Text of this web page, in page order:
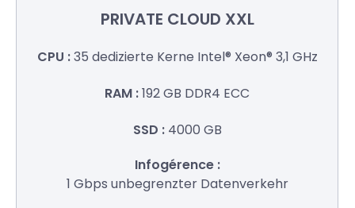
PRIVATE CLOUD XXL
35 dedizierte Kerne Intel® Xeon® 3,1 GHz
192 GB DDR4 ECC
4000 GB
1 Gbps unbegrenzter Datenverkehr